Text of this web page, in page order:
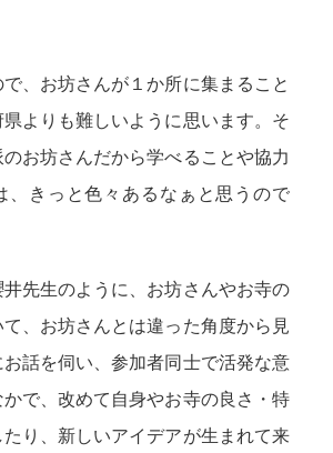
、お坊さんが１か所に集まること
よりも難しいように思います。そ
お坊さんだから学べることや協力
、きっと色々あるなぁと思うので
先生のように、お坊さんやお寺の
、お坊さんとは違った角度から見
話を伺い、参加者同士で活発な意
かで、改めて自身やお寺の良さ・特
り、新しいアイデアが生まれて来